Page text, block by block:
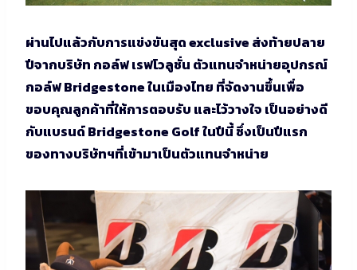
ผ่านไปแล้วกับการแข่งขันสุด exclusive ส่งท้ายปลาย
ปีจากบริษัท กอล์ฟ เรฟโวลูชั่น ตัวแทนจำหน่ายอุปกรณ์
กอล์ฟ Bridgestone ในเมืองไทย ที่จัดงานขึ้นเพื่อ
ขอบคุณลูกค้าที่ให้การตอบรับ และไว้วางใจ เป็นอย่างดี
กับแบรนด์ Bridgestone Golf ในปีนี้ ซึ่งเป็นปีแรก
ของทางบริษัทฯที่เข้ามาเป็นตัวแทนจำหน่าย